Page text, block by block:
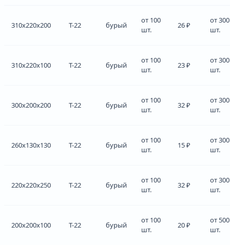
310x220x200 Т-22 бурый
от 100
шт.
26 ₽
от 300
шт.
310x220x100 Т-22 бурый
от 100
шт.
23 ₽
от 300
шт.
300x200x200 Т-22 бурый
от 100
шт.
32 ₽
от 300
шт.
260x130x130 Т-22 бурый
от 100
шт.
15 ₽
от 300
шт.
220x220x250 Т-22 бурый
от 100
шт.
32 ₽
от 300
шт.
200x200x100 Т-22 бурый
от 100
шт.
20 ₽
от 500
шт.